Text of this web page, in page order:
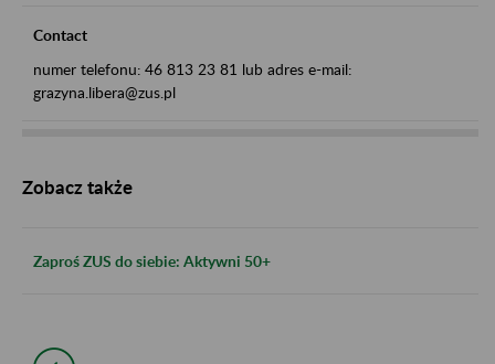
Contact
numer telefonu: 46 813 23 81 lub adres e-mail:
grazyna.libera@zus.pl
Zobacz także
Zaproś ZUS do siebie: Aktywni 50+